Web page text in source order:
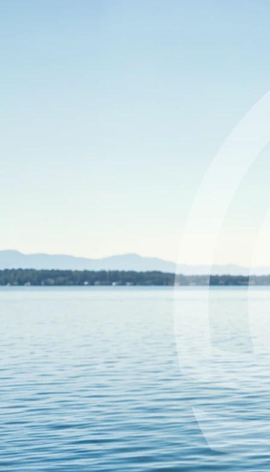
Administratorem Twoich danych osobowych jest Sportano.com Sp.
. Więcej informacji znajdziesz w
Polityka prywatności i cookies - Sportano.pl.
pośrednictwem przeglądarki). Ponieważ chcemy pozostawić Ci
decyzję o sposobie korzystania z naszych usług, możesz sam(a)
kontrolować korzystanie z niektórych rodzajów plików cookie lub
podobnych technologii. Kliknij na poszczególne nagłówki kategorii,
aby dowiedzieć się więcej i zmienić swoje ustawienia. Jeśli
odrzucisz niektóre pliki cookie lub podobne technologie, może to
spowodować wyświetlenie mniej istotnych treści lub niedostępność
niektórych funkcji naszych usług.
Rozwiń opis Zwiń opis Więcej informacji
Potwierdź wybór
Zaakceptuj wszystko
Wróć do ustawień
Pobierz aplikację na telefon i odbierz 40 zł rabatu!